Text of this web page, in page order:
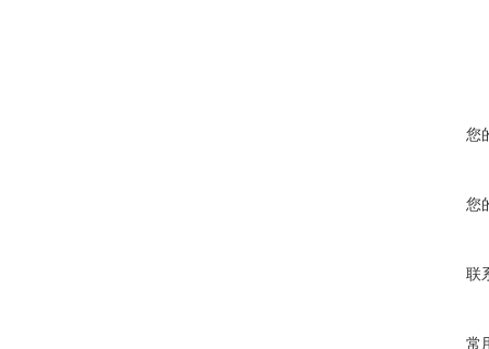
您
您
联
常